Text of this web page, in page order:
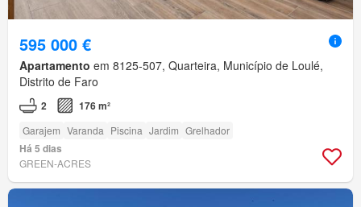
595 000 €
Apartamento em 8125-507, Quarteira, Município de Loulé,
Distrito de Faro
2 176 m²
Garajem Varanda Piscina Jardim Grelhador
Há 5 dias
GREEN-ACRES